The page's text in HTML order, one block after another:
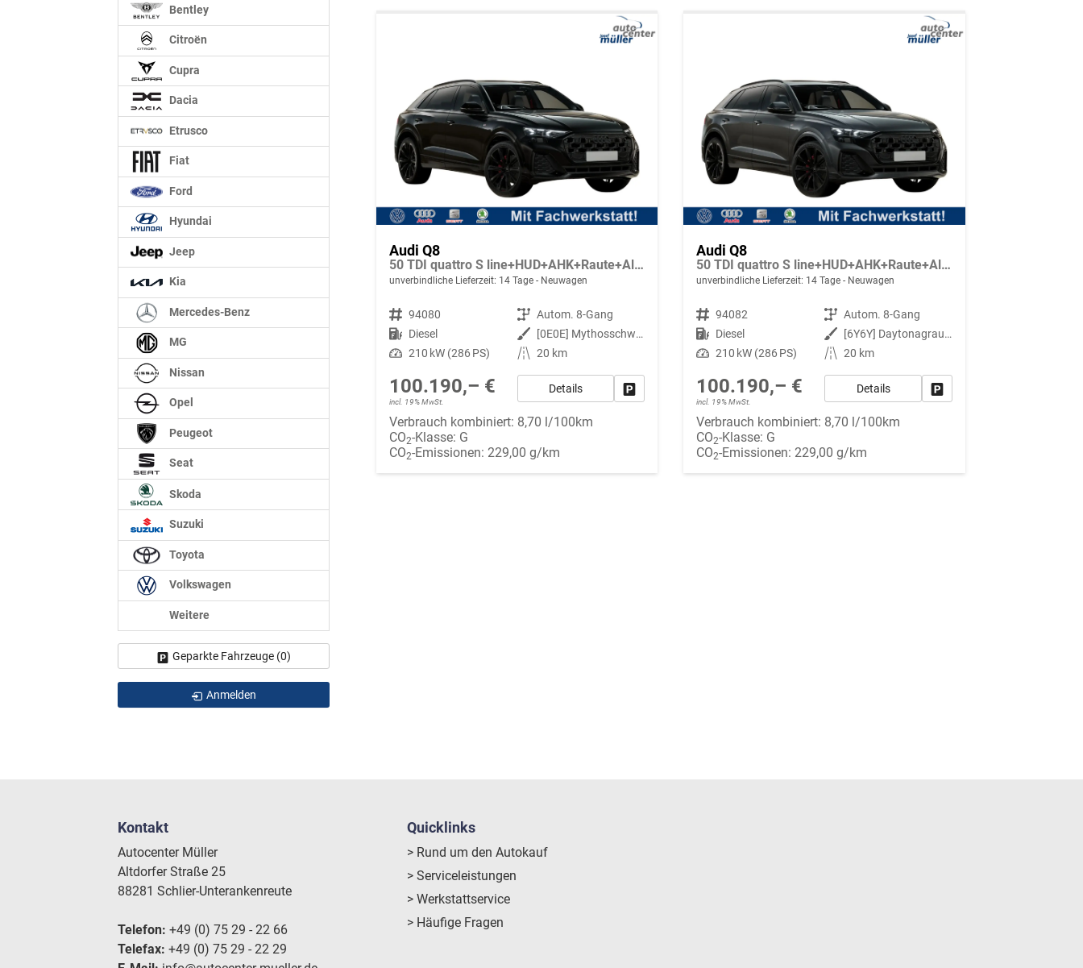
Audi Q8
50 TDI quattro S line+HUD+AHK+Raute+Alu23+OLED+Pano+Massage+Standheiz+Black+GV5
unverbindliche Lieferzeit: 14 Tage Neuwagen
Fahrzeugnr. 94080 Getriebe Autom. 8-Gang
Kraftstoff Diesel Außenfarbe
[0E0E] Mythosschwarz Metallic
Leistung 210 kW (286 PS) Kilometerstand 20 km
100.190,– €
incl. 19% MwSt.
Details Fahrzeug parken
Verbrauch kombiniert: 8,70 l/100km
CO2-Klasse: G
CO2-Emissionen: 229,00 g/km
Audi Q8
50 TDI quattro S line+HUD+AHK+Raute+Alu23+OLED+Pano+Massage+Standheiz+Black+GV5
unverbindliche Lieferzeit: 14 Tage Neuwagen
Fahrzeugnr. 94082 Getriebe Autom. 8-Gang
Kraftstoff Diesel Außenfarbe
[6Y6Y] Daytonagrau Perleffekt
Leistung 210 kW (286 PS) Kilometerstand 20 km
100.190,– €
incl. 19% MwSt.
Details
Verbrauch kombiniert: 8,70 l/100km
CO2-Klasse: G
CO2-Emissionen: 229,00 g/km
Bentley
Citroën
Cupra
Dacia
Etrusco
Fiat
Ford
Hyundai
Jeep
Kia
Mercedes-Benz
MG
Nissan
Opel
Peugeot
Seat
Skoda
Suzuki
Toyota
Volkswagen
Weitere
Geparkte Fahrzeuge (0)
Anmelden
Kontakt
Autocenter Müller
Altdorfer Straße 25
88281 Schlier-Unterankenreute
Telefon: +49 (0) 75 29 - 22 66
Telefax: +49 (0) 75 29 - 22 29
Quicklinks
> Rund um den Autokauf
> Serviceleistungen
> Werkstattservice
> Häufige Fragen